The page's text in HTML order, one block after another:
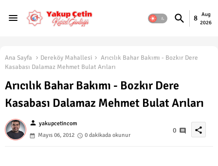
8
Aug
2026
Ana Sayfa Dereköy Mahallesi
Arıcılık Bahar Bakımı - Bozkır Dere
Kasabası Dalamaz Mehmet Bulat Arıları
Arıcılık Bahar Bakımı - Bozkır Dere
Kasabası Dalamaz Mehmet Bulat Arıları
person yakupcetincom
Mayıs 06, 2012
0 dakikada okunur
0 share